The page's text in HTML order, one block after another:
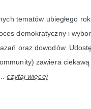
tematów ubiegłego
demokratyczny i
oraz dowodów.
zawiera
czytaj więcej